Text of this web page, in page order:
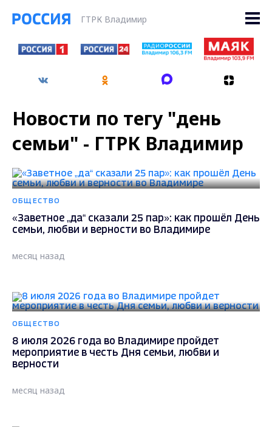
ГТРК Владимир
Новости по тегу "день
семьи" - ГТРК Владимир
ОБЩЕСТВО
«Заветное „да“ сказали 25 пар»: как прошёл День
семьи, любви и верности во Владимире
месяц назад
ОБЩЕСТВО
8 июля 2026 года во Владимире пройдет
мероприятие в честь Дня семьи, любви и
верности
месяц назад